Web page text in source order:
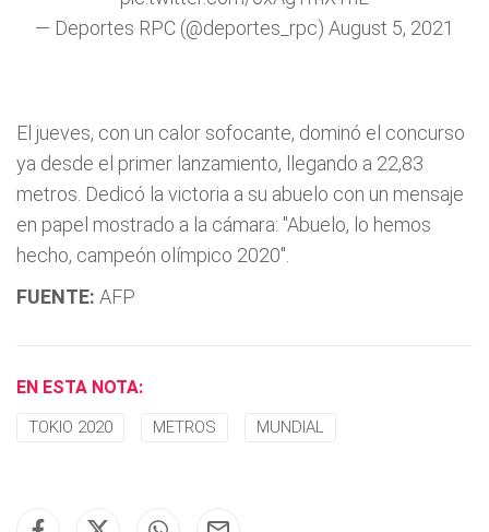
— Deportes RPC (@deportes_rpc) August 5, 2021
El jueves, con un calor sofocante, dominó el concurso
ya desde el primer lanzamiento, llegando a 22,83
metros. Dedicó la victoria a su abuelo con un mensaje
en papel mostrado a la cámara: "Abuelo, lo hemos
hecho, campeón olímpico 2020".
FUENTE: AFP
EN ESTA NOTA:
TOKIO 2020 METROS MUNDIAL